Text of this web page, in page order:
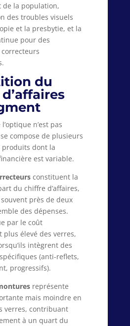
de la population,
des troubles visuels
et la presbytie, et la
pour des
du
n’est pas
compose de plusieurs
produits dont la
est variable.
constituent la
du chiffre d’affaires,
près de deux
des dépenses.
par le coût
plus élevé des verres,
intègrent des
(anti-reflets,
progressifs).
représente
mais moindre en
verres, contribuant
à un quart du